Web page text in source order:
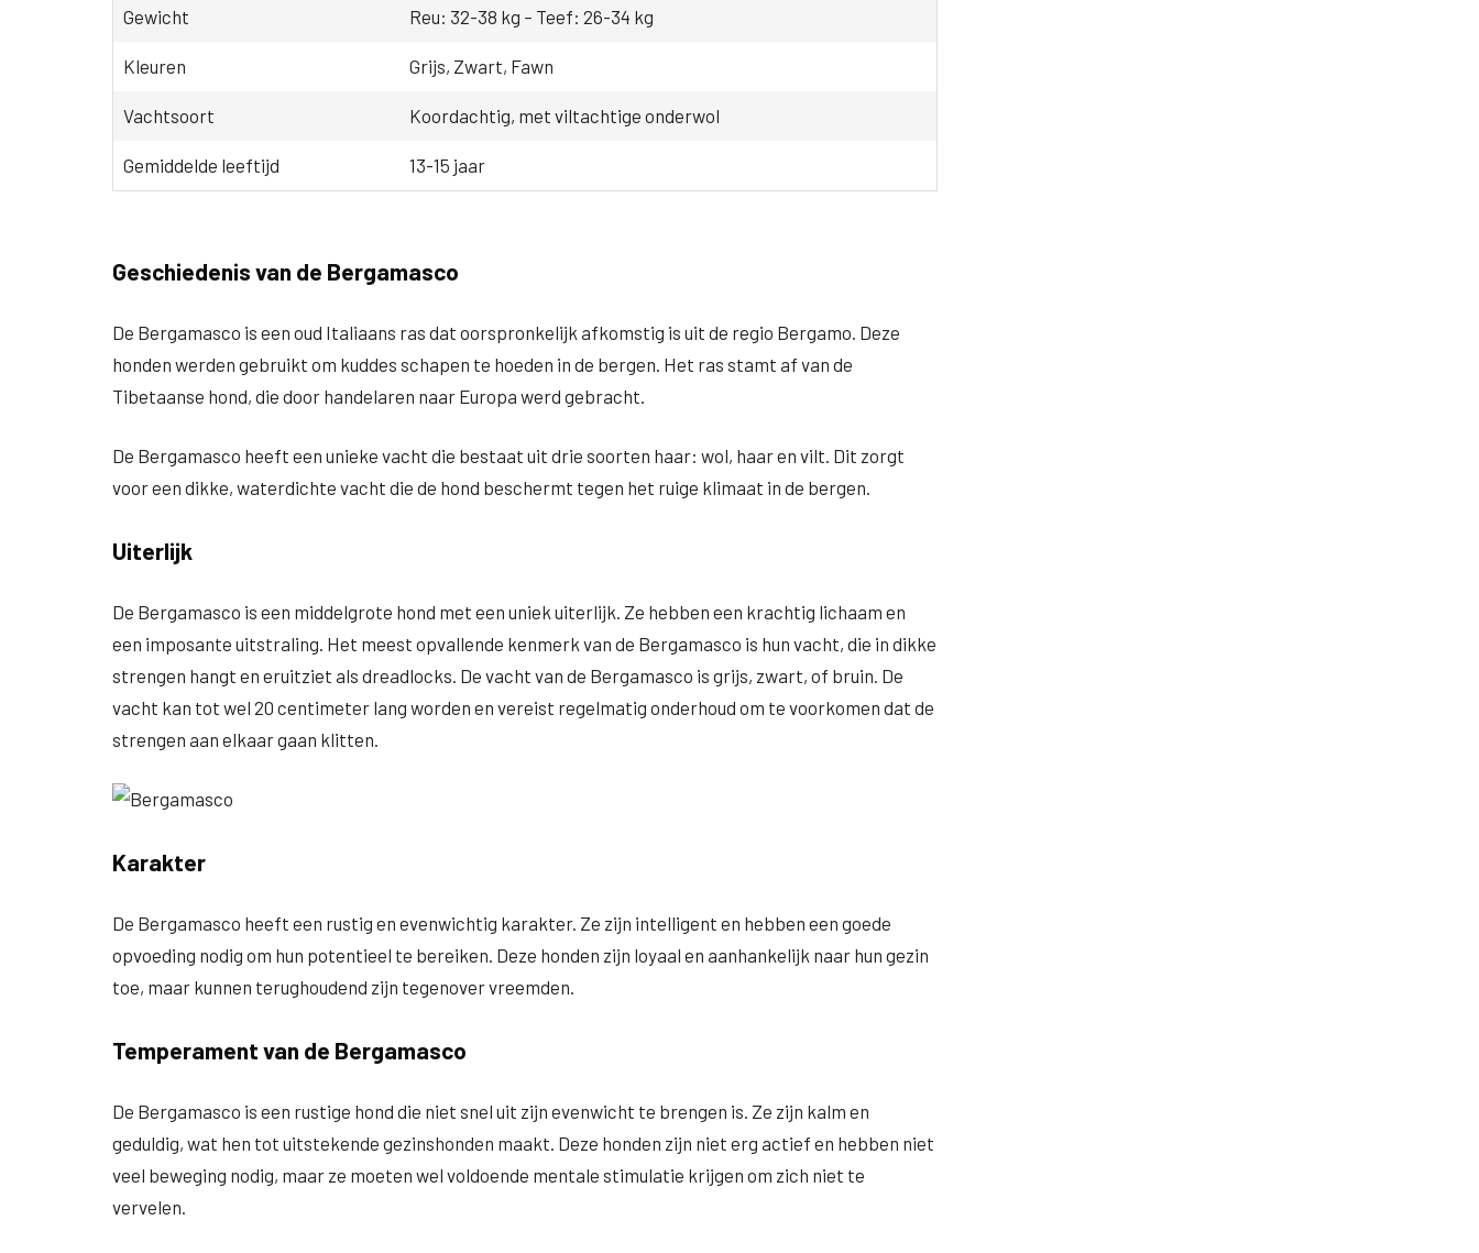
Gewicht Reu: 32-38 kg – Teef: 26-34 kg
Kleuren Grijs, Zwart, Fawn
Vachtsoort Koordachtig, met viltachtige onderwol
Gemiddelde leeftijd 13-15 jaar
Geschiedenis van de Bergamasco
De Bergamasco is een oud Italiaans ras dat oorspronkelijk afkomstig is uit de regio Bergamo. Deze
honden werden gebruikt om kuddes schapen te hoeden in de bergen. Het ras stamt af van de
Tibetaanse hond, die door handelaren naar Europa werd gebracht.
De Bergamasco heeft een unieke vacht die bestaat uit drie soorten haar: wol, haar en vilt. Dit zorgt
voor een dikke, waterdichte vacht die de hond beschermt tegen het ruige klimaat in de bergen.
Uiterlijk
De Bergamasco is een middelgrote hond met een uniek uiterlijk. Ze hebben een krachtig lichaam en
een imposante uitstraling. Het meest opvallende kenmerk van de Bergamasco is hun vacht, die in dikke
strengen hangt en eruitziet als dreadlocks. De vacht van de Bergamasco is grijs, zwart, of bruin. De
vacht kan tot wel 20 centimeter lang worden en vereist regelmatig onderhoud om te voorkomen dat de
strengen aan elkaar gaan klitten.
Karakter
De Bergamasco heeft een rustig en evenwichtig karakter. Ze zijn intelligent en hebben een goede
opvoeding nodig om hun potentieel te bereiken. Deze honden zijn loyaal en aanhankelijk naar hun gezin
toe, maar kunnen terughoudend zijn tegenover vreemden.
Temperament van de Bergamasco
De Bergamasco is een rustige hond die niet snel uit zijn evenwicht te brengen is. Ze zijn kalm en
geduldig, wat hen tot uitstekende gezinshonden maakt. Deze honden zijn niet erg actief en hebben niet
veel beweging nodig, maar ze moeten wel voldoende mentale stimulatie krijgen om zich niet te
vervelen.